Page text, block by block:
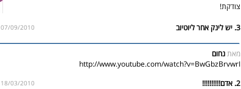
צודקת!
3. יש לינק אחר ליוטיוב 07/09/2010 - 00:15
מאתנחום
http://www.youtube.com/watch?v=BwGbzBrvwrI
2. אדם!!!!!!!!!!
18/03/2010 - 19:54